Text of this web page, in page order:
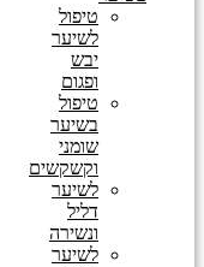
טיפול
לשיער
יבש
ופגום
טיפול
בשיער
שומני
וקשקשים
לשיער
דליל
ונשירה
לשיער